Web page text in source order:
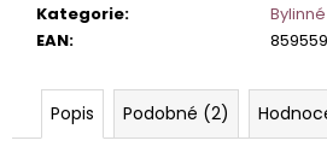
Kategorie:
EAN:
Popis Podobné (2)